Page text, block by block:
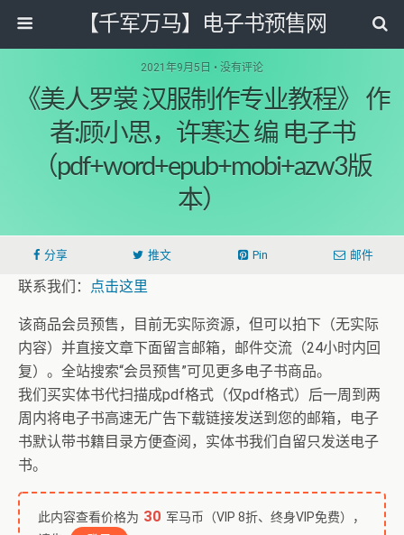
【千军万马】电子书预售网
2021年9月5日 • 没有评论
《美人罗裳 汉服制作专业教程》 作
者:顾小思，许寒达 编 电子书
（pdf+word+epub+mobi+azw3版
本）
分享 推文 Pin 邮件
联系我们： 点击这里
该商品会员预售，目前无实际资源，但可以拍下（无实际
内容）并直接文章下面留言邮箱，邮件交流（24小时内回
复）。全站搜索“会员预售”可见更多电子书商品。
我们买实体书代扫描成pdf格式（仅pdf格式）后一周到两
周内将电子书高速无广告下载链接发送到您的邮箱，电子
书默认带书籍目录方便查阅，实体书我们自留只发送电子
书。
此内容查看价格为 30 军马币（VIP 8折、终身VIP免费），